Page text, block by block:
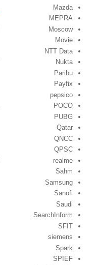
Mazda
MEPRA
Moscow
Movie
NTT Data
Nukta
Paribu
Payfix
pepsico
POCO
PUBG
Qatar
QNCC
QPSC
realme
Sahm
Samsung
Sanofi
Saudi
SearchInform
SFIT
siemens
Spark
SPIEF